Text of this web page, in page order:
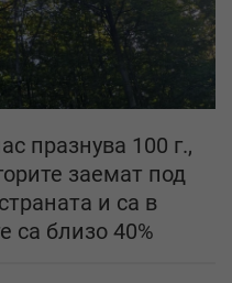
празнува 100 г.,
заемат под
и са в
са близо 40%